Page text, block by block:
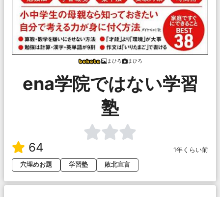
まひろ まひろ
ena学院ではない学習
塾
64
1年くらい前
穴埋めお題
学習塾 敗北宣言